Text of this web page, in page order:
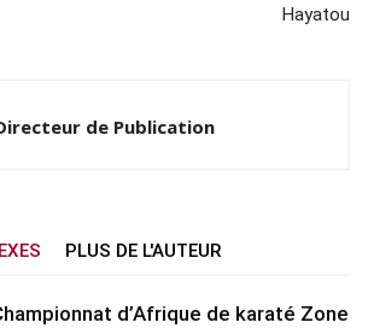
Hayatou
de Publication
PLUS DE L'AUTEUR
d’Afrique de karaté Zone